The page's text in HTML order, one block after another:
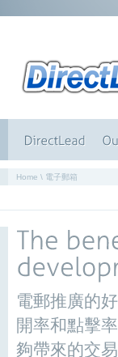
Home \ 電子郵箱
電郵推廣的
開率和點擊
夠帶來的交